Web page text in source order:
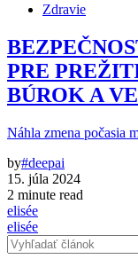
Zdravie
PRE
BÚROK A
Náhla zmena počasia
by#deepai
15. júla 2024
2 minute read
elisée
elisée